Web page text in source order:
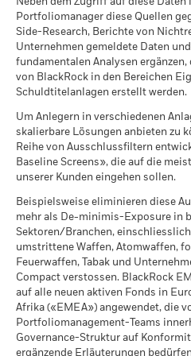
Gesamtrendite (%)
2016201720182019
-10
0
End of interactive chart.
2016 2017
Gesamtrendite
(%) USD
Vergleichsindex
(%) USD
Die Wertentwicklung in der
UCITS
Fondsmanager
Depotbank
Bloomberg-Ticker
analytischer Kennzahlen.
Wertpapierleiheertrag (%)
Maximum On-Loan (% der AUM)
Besicherung (% des Kredits)
Die annualisierte Rendite aus
errechnet sich aus den
Fonds aus der Wertpapierleihe
Monaten, dividiert durch den
Per
Szenarien
Mindest. Es gibt keine
Stress
Jährliche
Ungünstig
Was Sie
Jährliche
Mittler
Was Sie
Jährliche
Günstig
Was Sie
Jährliche
Das Stressszenario zeigt, was
Marktbedingungen
im Fondsprospekt.
Näheres zu den MSCI-
Nachhaltigkeitsmerkmalen
MSCI ESG-Fondsbewertung
(AAA-CCC)
Per 17.Juli2026
MSCI ESG-Qualitätswert (0-
Per 17.Juli2026
Globale Lipper-
Klassifizierung des Fonds
Per 17.Juli2026
MSCI-gewichtete
durchschnittliche
Kohlenstoffintensität
(Tonnen CO2E/$M UMSATZ)
Per 17.Juli2026
iShares IV plc -
Switzerland)
Sustainability related
(en)
Sustainability
(fr)
iShares IV plc -
iShares IV plc -
Switzerland)
iShares IV plc -
Portfoliomanager diese Quellen
Side-Research, Berichte von
Unternehmen gemeldete Daten
fundamentalen Analysen ergänzen,
von BlackRock in den Bereichen
Schuldtitelanlagen erstellt werden.
Um Anlegern in verschiedenen
skalierbare Lösungen anbieten zu
Reihe von Ausschlussfiltern
Baseline Screens», die auf die
unserer Kunden eingehen sollen.
Beispielsweise eliminieren diese
mehr als De-minimis-Exposure in
Sektoren/Branchen,
umstrittene Waffen, Atomwaffen,
Feuerwaffen, Tabak und
Compact verstossen. BlackRock
auf alle neuen aktiven Fonds in
Afrika («EMEA») angewendet, die
Portfoliomanagement-Teams
Governance-Struktur auf
ergänzende Erläuterungen